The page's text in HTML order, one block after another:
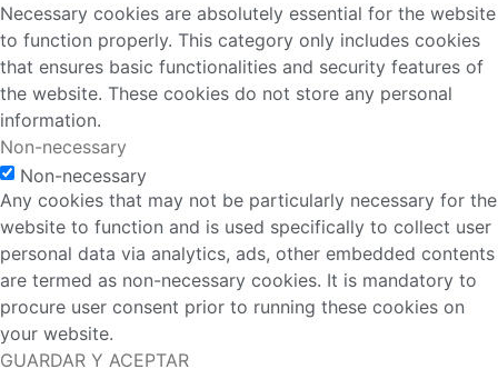
Necessary cookies are absolutely essential for the website
to function properly. This category only includes cookies
that ensures basic functionalities and security features of
the website. These cookies do not store any personal
information.
Non-necessary
Non-necessary
Any cookies that may not be particularly necessary for the
website to function and is used specifically to collect user
personal data via analytics, ads, other embedded contents
are termed as non-necessary cookies. It is mandatory to
procure user consent prior to running these cookies on
your website.
GUARDAR Y ACEPTAR